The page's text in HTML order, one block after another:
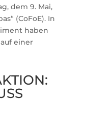
dem 9. Mai,
(CoFoE). In
haben
einer